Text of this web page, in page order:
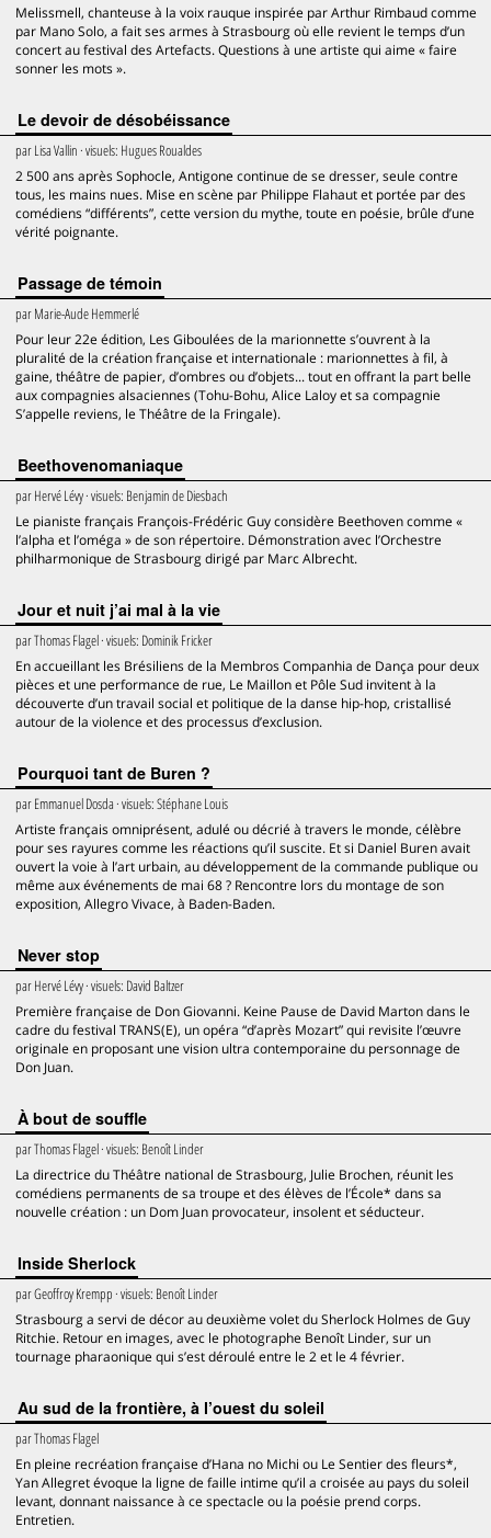
Melissmell, chanteuse à la voix rauque inspirée par Arthur Rimbaud comme
par Mano Solo, a fait ses armes à Strasbourg où elle revient le temps d’un
concert au festival des Artefacts. Questions à une artiste qui aime « faire
sonner les mots ».
Le devoir de désobéissance
parLisa Vallin · visuels: Hugues Roualdes
2 500 ans après Sophocle, Antigone continue de se dresser, seule contre
tous, les mains nues. Mise en scène par Philippe Flahaut et portée par des
comédiens “différents”, cette version du mythe, toute en poésie, brûle d’une
vérité poignante.
Passage de témoin
parMarie-Aude Hemmerlé
Pour leur 22e édition, Les Giboulées de la marionnette s’ouvrent à la
pluralité de la création française et internationale : marionnettes à fil, à
gaine, théâtre de papier, d’ombres ou d’objets... tout en offrant la part belle
aux compagnies alsaciennes (Tohu-Bohu, Alice Laloy et sa compagnie
S’appelle reviens, le Théâtre de la Fringale).
Beethovenomaniaque
parHervé Lévy· visuels: Benjamin de Diesbach
Le pianiste français François-Frédéric Guy considère Beethoven comme «
l’alpha et l’oméga » de son répertoire. Démonstration avec l’Orchestre
philharmonique de Strasbourg dirigé par Marc Albrecht.
Jour et nuit j’ai mal à la vie
parThomas Flagel· visuels: Dominik Fricker
En accueillant les Brésiliens de la Membros Companhia de Dança pour deux
pièces et une performance de rue, Le Maillon et Pôle Sud invitent à la
découverte d’un travail social et politique de la danse hip-hop, cristallisé
autour de la violence et des processus d’exclusion.
Pourquoi tant de Buren ?
parEmmanuel Dosda · visuels:Stéphane Louis
Artiste français omniprésent, adulé ou décrié à travers le monde, célèbre
pour ses rayures comme les réactions qu’il suscite. Et si Daniel Buren avait
ouvert la voie à l’art urbain, au développement de la commande publique ou
même aux événements de mai 68 ? Rencontre lors du montage de son
exposition, Allegro Vivace, à Baden-Baden.
Never stop
parHervé Lévy· visuels: David Baltzer
Première française de Don Giovanni. Keine Pause de David Marton dans le
cadre du festival TRANS(E), un opéra “d’après Mozart” qui revisite l’œuvre
originale en proposant une vision ultra contemporaine du personnage de
Don Juan.
À bout de souffle
parThomas Flagel· visuels: Benoît Linder
La directrice du Théâtre national de Strasbourg, Julie Brochen, réunit les
comédiens permanents de sa troupe et des élèves de l’École* dans sa
nouvelle création : un Dom Juan provocateur, insolent et séducteur.
Inside Sherlock
parGeoffroy Krempp · visuels: Benoît Linder
Strasbourg a servi de décor au deuxième volet du Sherlock Holmes de Guy
Ritchie. Retour en images, avec le photographe Benoît Linder, sur un
tournage pharaonique qui s’est déroulé entre le 2 et le 4 février.
Au sud de la frontière, à l’ouest du soleil
parThomas Flagel
En pleine recréation française d’Hana no Michi ou Le Sentier des fleurs*,
Yan Allegret évoque la ligne de faille intime qu’il a croisée au pays du soleil
levant, donnant naissance à ce spectacle ou la poésie prend corps.
Entretien.